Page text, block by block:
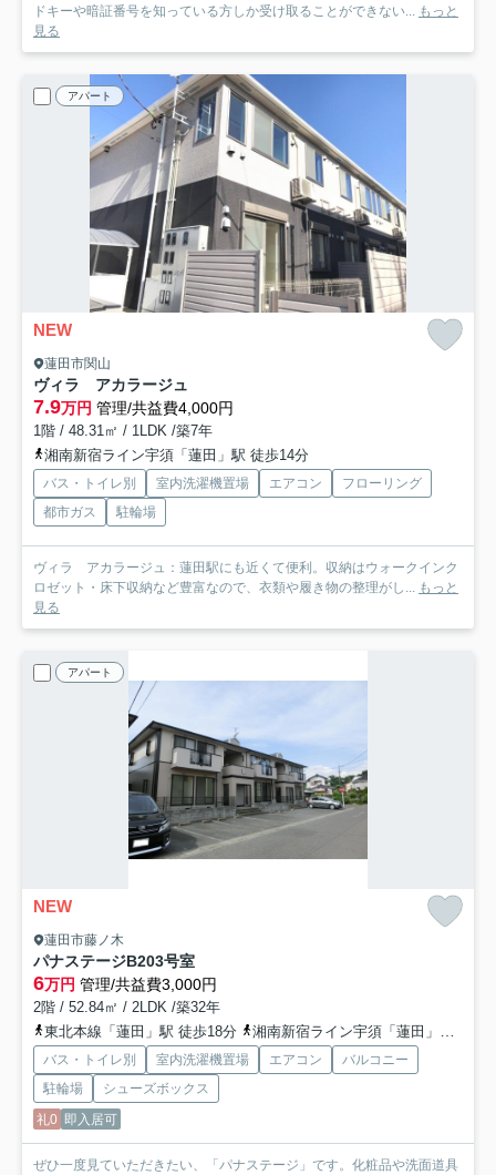
ドキーや暗証番号を知っている方しか受け取ることができない... もっと
見る
アパート
NEW
蓮田市関山
ヴィラ アカラージュ
7.9万円 管理/共益費4,000円
1階 / 48.31㎡ / 1LDK /築7年
湘南新宿ライン宇須「蓮田」駅 徒歩14分
バス・トイレ別 室内洗濯機置場 エアコン
フローリング
都市ガス
駐輪場
ヴィラ アカラージュ：蓮田駅にも近くて便利。収納はウォークインク
ロゼット・床下収納など豊富なので、衣類や履き物の整理がし... もっと
見る
アパート
NEW
蓮田市藤ノ木
パナステージB203号室
6万円 管理/共益費3,000円
2階 / 52.84㎡ / 2LDK /築32年
東北本線「蓮田」駅 徒歩18分
湘南新宿ライン宇須「蓮田」駅 徒歩18分
バス・トイレ別 室内洗濯機置場 エアコン
バルコニー
駐輪場
シューズボックス
礼0 即入居可
ぜひ一度見ていただきたい、「パナステージ」です。化粧品や洗面道具